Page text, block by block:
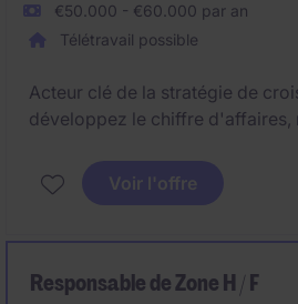
€50.000 - €60.000 par an
Télétravail possible
Acteur clé de la stratégie de
développez le chiffre d'affaires,
appuyant sur votre talent de
développeur commercial.
Voir l'offre
Responsable de Zone H / F